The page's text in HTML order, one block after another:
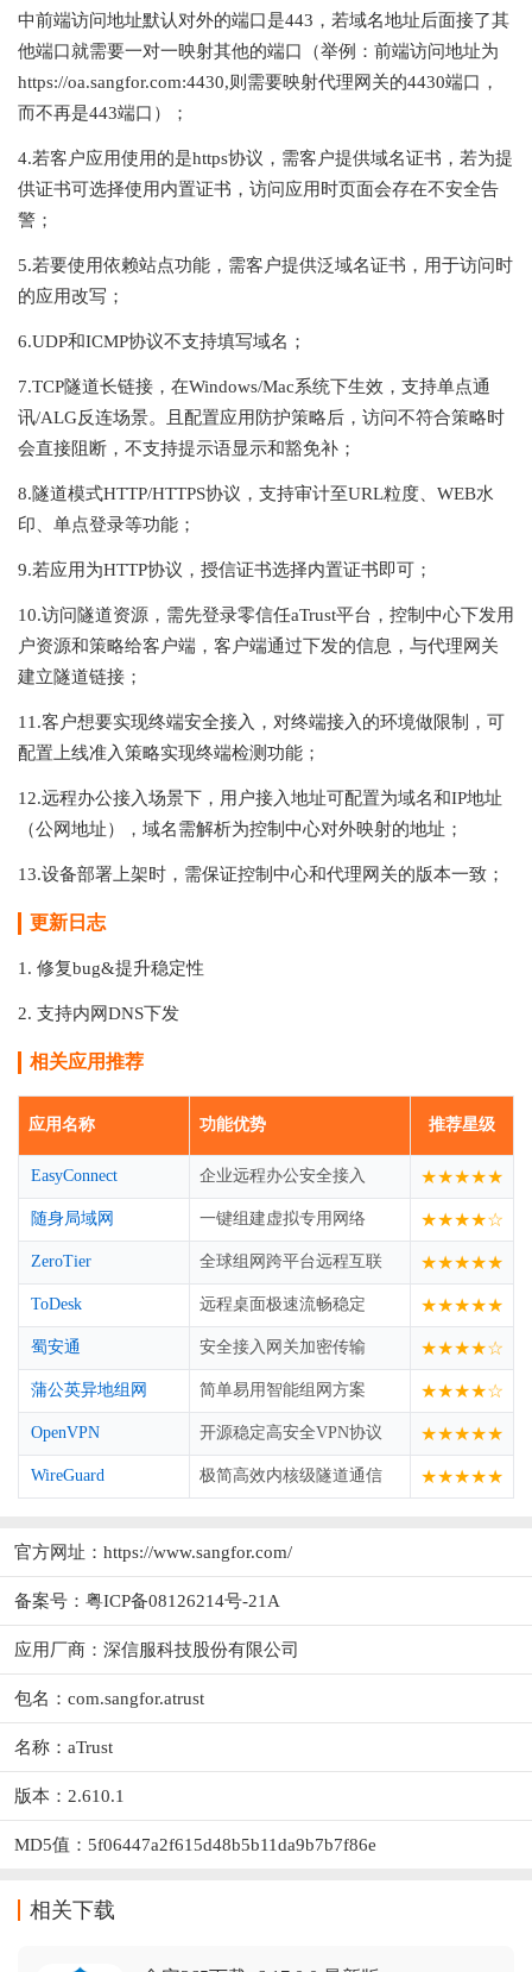
中前端访问地址默认对外的端口是443，若域名地址后面接了其
他端口就需要一对一映射其他的端口（举例：前端访问地址为
https://oa.sangfor.com:4430,则需要映射代理网关的4430端口，
而不再是443端口）；
4.若客户应用使用的是https协议，需客户提供域名证书，若为提
供证书可选择使用内置证书，访问应用时页面会存在不安全告
警；
5.若要使用依赖站点功能，需客户提供泛域名证书，用于访问时
的应用改写；
6.UDP和ICMP协议不支持填写域名；
7.TCP隧道长链接，在Windows/Mac系统下生效，支持单点通
讯/ALG反连场景。且配置应用防护策略后，访问不符合策略时
会直接阻断，不支持提示语显示和豁免补；
8.隧道模式HTTP/HTTPS协议，支持审计至URL粒度、WEB水
印、单点登录等功能；
9.若应用为HTTP协议，授信证书选择内置证书即可；
10.访问隧道资源，需先登录零信任aTrust平台，控制中心下发用
户资源和策略给客户端，客户端通过下发的信息，与代理网关
建立隧道链接；
11.客户想要实现终端安全接入，对终端接入的环境做限制，可
配置上线准入策略实现终端检测功能；
12.远程办公接入场景下，用户接入地址可配置为域名和IP地址
（公网地址），域名需解析为控制中心对外映射的地址；
13.设备部署上架时，需保证控制中心和代理网关的版本一致；
更新日志
1. 修复bug&提升稳定性
2. 支持内网DNS下发
相关应用推荐
应用名称 功能优势 推荐星级
EasyConnect 企业远程办公安全接入 ★★★★★
随身局域网 一键组建虚拟专用网络 ★★★★☆
ZeroTier 全球组网跨平台远程互联 ★★★★★
ToDesk 远程桌面极速流畅稳定 ★★★★★
蜀安通 安全接入网关加密传输 ★★★★☆
蒲公英异地组网 简单易用智能组网方案 ★★★★☆
OpenVPN 开源稳定高安全VPN协议 ★★★★★
WireGuard 极简高效内核级隧道通信 ★★★★★
官方网址： https://www.sangfor.com/
备案号：粤ICP备08126214号-21A
应用厂商： 深信服科技股份有限公司
包名：com.sangfor.atrust
名称：aTrust
版本：2.610.1
MD5值：5f06447a2f615d48b5b11da9b7b7f86e
相关下载